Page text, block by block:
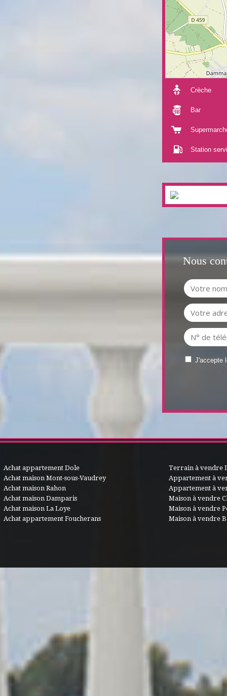
Crèche
Bar
Station
Nous
J'accepte
Achat appartement Dole
Achat maison Mont-sous-Vaudrey
Achat maison Rahon
Achat maison Damparis
Achat maison La Loye
Achat appartement Foucherans
Terrain à vendre
Appartement à
Appartement à
Maison à vendre
Maison à vendre
Maison à vendre